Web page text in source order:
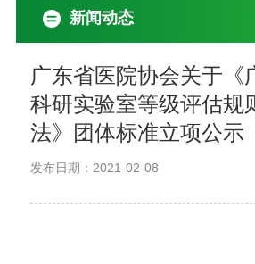
新闻动态
广东省医院协会关于《
科研实验室等级评估规
法》团体标准立项公示
发布日期：2021-02-08